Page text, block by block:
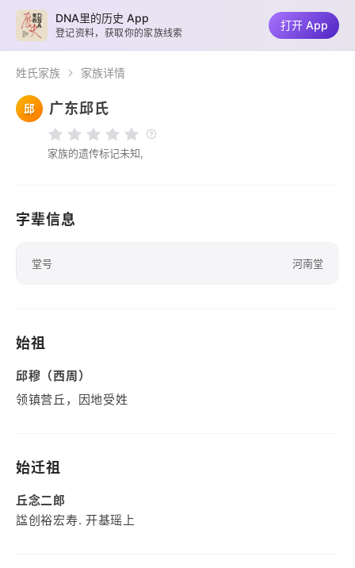
姓氏家族 家族详情
邱 广东邱氏
家族的遗传标记未知,
字辈信息
堂号 河南堂
始祖
邱穆（西周）
领镇营丘，因地受姓
始迁祖
丘念二郎
諡创裕宏寿. 开基瑶上
DNA里的历史 App
登记资料，获取你的家族线索
打开 App